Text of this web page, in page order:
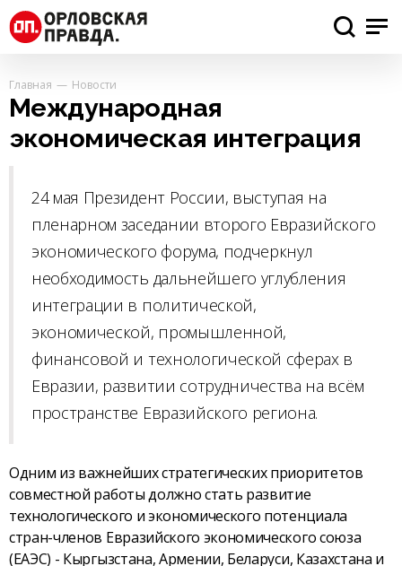
Главная Новости
Международная
экономическая интеграция
24 мая Президент России, выступая на
пленарном заседании второго Евразийского
экономического форума, подчеркнул
необходимость дальнейшего углубления
интеграции в политической,
экономической, промышленной,
финансовой и технологической сферах в
Евразии, развитии сотрудничества на всём
пространстве Евразийского региона.
Одним из важнейших стратегических приоритетов
совместной работы должно стать развитие
технологического и экономического потенциала
стран-членов Евразийского экономического союза
(ЕАЭС) - Кыргызстана, Армении, Беларуси, Казахстана и